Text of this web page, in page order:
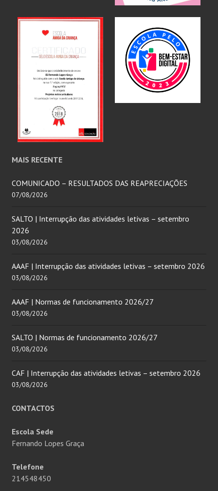
MAIS RECENTE
COMUNICADO – RESULTADOS DAS REAPRECIAÇÕES
07/08/2026
SALTO | Interrupção das atividades letivas – setembro
2026
03/08/2026
AAAF | Interrupção das atividades letivas – setembro 2026
03/08/2026
AAAF | Normas de funcionamento 2026/27
03/08/2026
SALTO | Normas de funcionamento 2026/27
03/08/2026
CAF | Interrupção das atividades letivas – setembro 2026
03/08/2026
CONTACTOS
Escola Sede
Fernando Lopes Graça
Telefone
214548450